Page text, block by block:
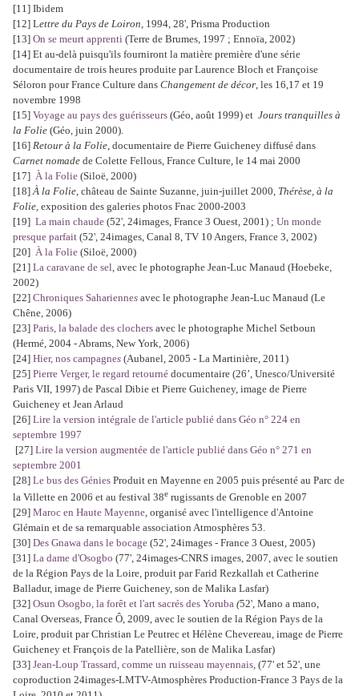
[11] Ibidem
[12] Lettre du Pays de Loiron , 1994, 28', Prisma Production
[13] On se meurt apprenti (Terre de Brumes, 1997 ; Ennoïa, 2002)
[14] Et au-delà puisqu'ils fourniront la matière première d'une série
documentaire de trois heures produite par Laurence Bloch et Françoise
Séloron pour France Culture dans Changement de décor , les 16,17 et 19
novembre 1998
[15] Voyage au pays des guérisseurs (Géo, août 1999) et Jours tranquilles à
la Folie (Géo, juin 2000).
[16] Retour à la Folie , documentaire de Pierre Guicheney diffusé dans
Carnet nomade de Colette Fellous, France Culture, le 14 mai 2000
[17] À la Folie (Siloë, 2000)
[18] À la Folie , château de Sainte Suzanne, juin-juillet 2000, Thérèse, à la
Folie , exposition des galeries photos Fnac 2000-2003
[19] La main chaude (52', 24images, France 3 Ouest, 2001) ; Un monde
presque parfait (52', 24images, Canal 8, TV 10 Angers, France 3, 2002)
[20] À la Folie (Siloë, 2000)
[21] La caravane de sel avec le photographe Jean-Luc Manaud (Hoebeke,
2002)
[22] Chroniques Sahariennes avec le photographe Jean-Luc Manaud (Le
Chêne, 2006)
[23] Paris, la balade des clochers avec le photographe Michel Setboun
(Hermé, 2004 - Abrams, New York, 2006)
[24] Hier, nos campagnes (Aubanel, 2005 - La Martinière, 2011)
[25] Pierre Verger, le regard retourné documentaire (26’, Unesco/Université
Paris VII, 1997) de Pascal Dibie et Pierre Guicheney, image de Pierre
Guicheney et Jean Arlaud
[26] Lire la version intégrale de l'article publié dans Géo n° 224 en
septembre 1997
[27] Lire la version augmentée de l'article publié dans Géo n° 271 en
septembre 2001
[28] Le bus des Génies Produit en Mayenne en 2005 puis présenté au Parc de
la Villette en 2006 et au festival 38e rugissants de Grenoble en 2007
[29] Maroc en Haute Mayenne , organisé avec l'intelligence d'Antoine
Glémain et de sa remarquable association Atmosphères 53.
[30] Des Gnawa dans le bocage (52', 24images - France 3 Ouest, 2005)
[31] La dame d'Osogbo (77', 24images-CNRS images, 2007, avec le soutien
de la Région Pays de la Loire, produit par Farid Rezkallah et Catherine
Balladur, image de Pierre Guicheney, son de Malika Lasfar)
[32] Osun Osogbo, la forêt et l'art sacrés des Yoruba (52', Mano a mano,
Canal Overseas, France Ô, 2009, avec le soutien de la Région Pays de la
Loire, produit par Christian Le Peutrec et Hélène Chevereau, image de Pierre
Guicheney et François de la Patellière, son de Malika Lasfar)
[33] Jean-Loup Trassard, comme un ruisseau mayennais (77' et 52', une
coproduction 24images-LMTV-Atmosphères Production-France 3 Pays de la